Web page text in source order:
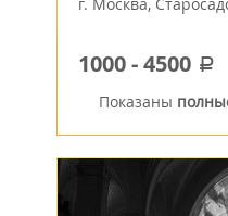
1000-4500 a
Показаны